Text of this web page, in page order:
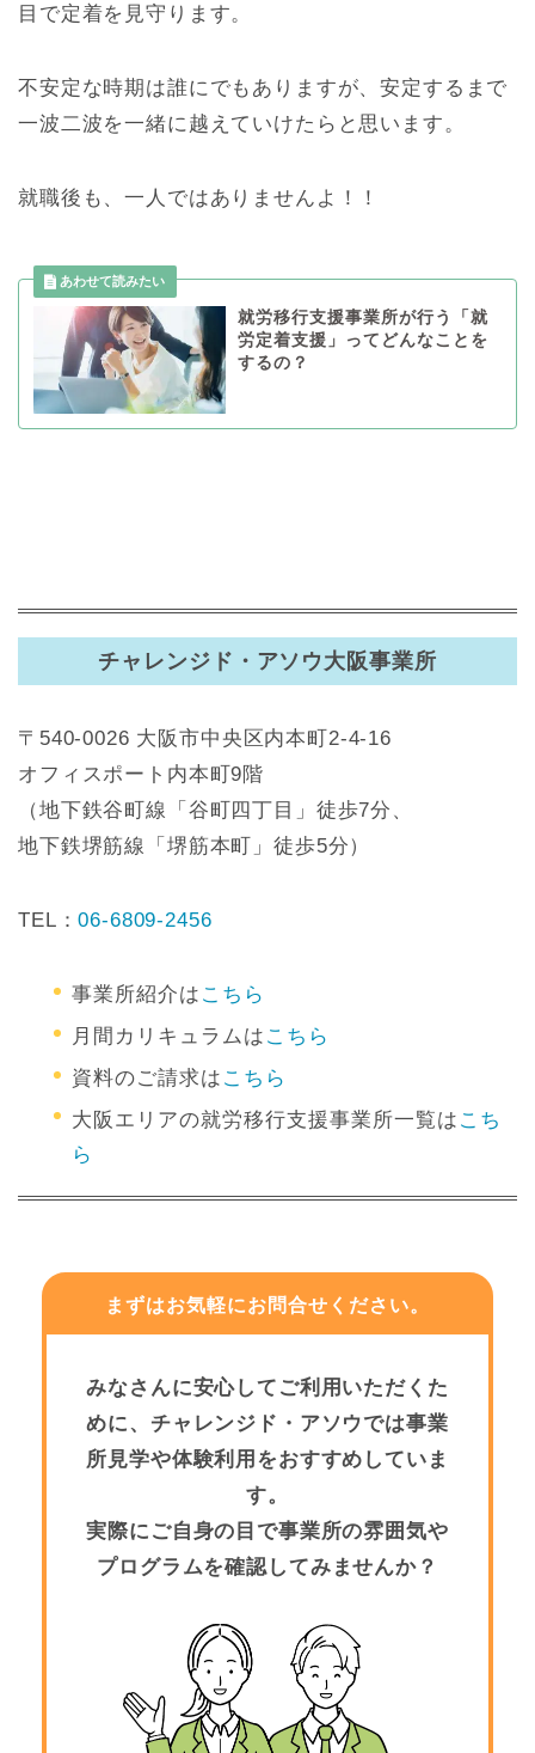
目で定着を見守ります。
不安定な時期は誰にでもありますが、安定するまで
一波二波を一緒に越えていけたらと思います。
就職後も、一人ではありませんよ！！
就労移行支援事業所が行う「就
労定着支援」ってどんなことを
するの？
チャレンジド・アソウ大阪事業所
〒540-0026 大阪市中央区内本町2-4-16
オフィスポート内本町9階
（地下鉄谷町線「谷町四丁目」徒歩7分、
地下鉄堺筋線「堺筋本町」徒歩5分）
TEL：06-6809-2456
事業所紹介は こちら
月間カリキュラムは こちら
資料のご請求は こちら
大阪エリアの就労移行支援事業所一覧は こち
ら
まずはお気軽にお問合せください。
みなさんに安心してご利用いただくた
めに、チャレンジド・アソウでは事業
所見学や体験利用をおすすめしていま
す。
実際にご自身の目で事業所の雰囲気や
プログラムを確認してみませんか？